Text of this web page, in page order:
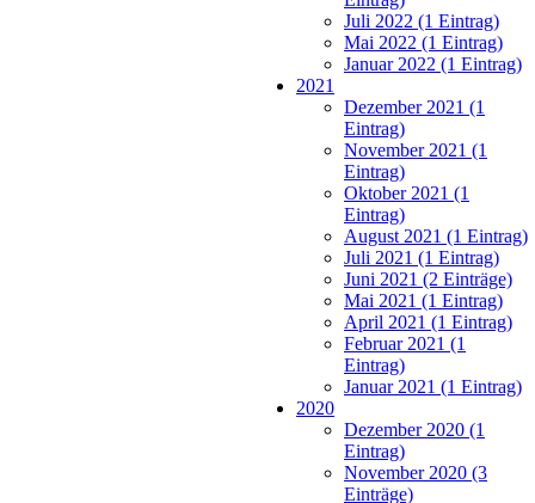
Juli 2022 (1 Eintrag)
Mai 2022 (1 Eintrag)
Januar 2022 (1 Eintrag)
2021
Dezember 2021 (1
Eintrag)
November 2021 (1
Eintrag)
Oktober 2021 (1
Eintrag)
August 2021 (1 Eintrag)
Juli 2021 (1 Eintrag)
Juni 2021 (2 Einträge)
Mai 2021 (1 Eintrag)
April 2021 (1 Eintrag)
Februar 2021 (1
Eintrag)
Januar 2021 (1 Eintrag)
2020
Dezember 2020 (1
Eintrag)
November 2020 (3
Einträge)